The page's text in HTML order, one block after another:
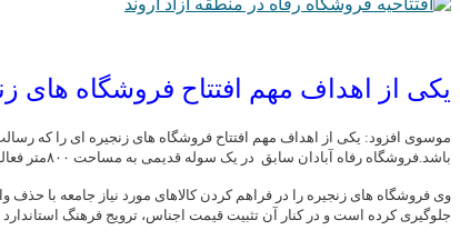
یکی از اهداف مهم افتتاح فروشگاه های
موسوی افزود: یکی از اهداف مهم افتتاح فروشگاه های زنجیره ای را که
باشد.فروشگاه رفاه آبادان سابق در یک سوله قدیمی به مساحت ۸۰۰متر فعالیت داشته است که امروز با افتتاح طرح توسعه، مساحت فعلی آن به ۱۳۲۰ متر مربع افزایش پیدا کرد و جمعا در دو شیفت برای ۲۲ نفر نیز اشتغال مستقیم ایجاد کرده است.
وی فروشگاه های زنجیره را در فراهم کردن کالاهای مورد نیاز جامعه با
جلوگیری کرده است و در کنار آن تثبیت قیمت اجناس، ترویج فرهنگ